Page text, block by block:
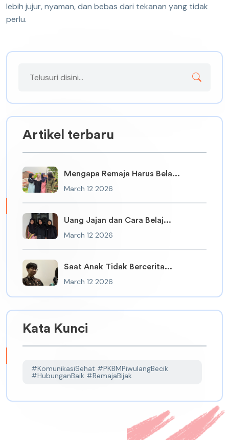
lebih jujur, nyaman, dan bebas dari tekanan yang tidak
perlu.
Artikel terbaru
Mengapa Remaja Harus Bela...
March 12 2026
Uang Jajan dan Cara Belaj...
March 12 2026
Saat Anak Tidak Bercerita...
March 12 2026
Kata Kunci
#KomunikasiSehat #PKBMPiwulangBecik
#HubunganBaik #RemajaBijak